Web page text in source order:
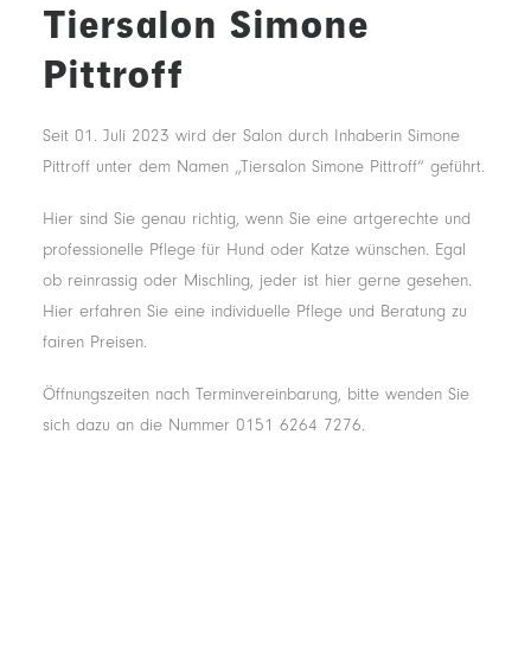
Tiersalon Simone
Pittroff
Seit 01. Juli 2023 wird der Salon durch Inhaberin Simone
Pittroff unter dem Namen „Tiersalon Simone Pittroff“ geführt.
Hier sind Sie genau richtig, wenn Sie eine artgerechte und
professionelle Pflege für Hund oder Katze wünschen. Egal
ob reinrassig oder Mischling, jeder ist hier gerne gesehen.
Hier erfahren Sie eine individuelle Pflege und Beratung zu
fairen Preisen.
Öffnungszeiten nach Terminvereinbarung, bitte wenden Sie
sich dazu an die Nummer 0151 6264 7276.